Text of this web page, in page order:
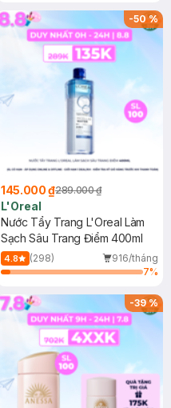
-50%
145.000 ₫289.000 ₫
L'Oreal
Nước Tẩy Trang L'Oreal Làm
Sạch Sâu Trang Điểm 400ml
4.8 (298)
916/tháng
7%
-39%